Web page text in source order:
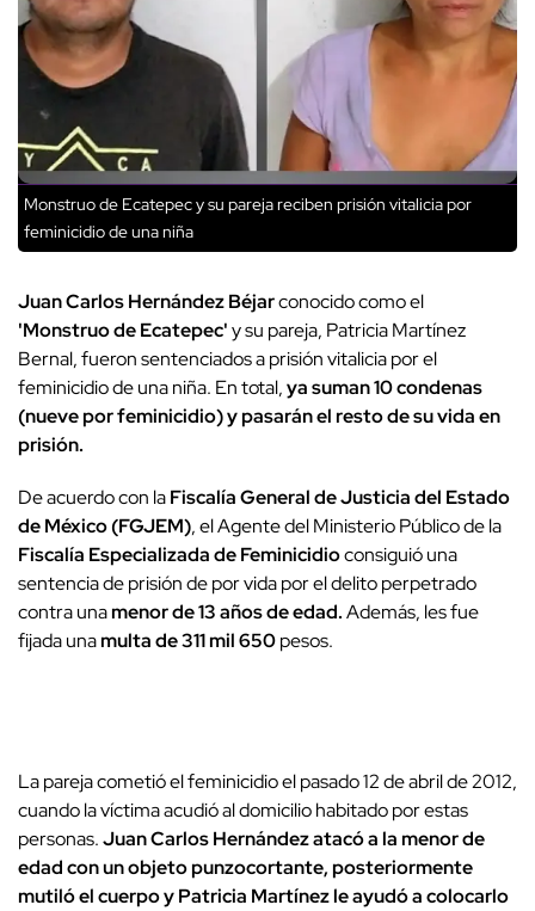
Monstruo de Ecatepec y su pareja reciben prisión vitalicia por
feminicidio de una niña
Juan Carlos Hernández Béjarconocido como el
'Monstruo de Ecatepec'y su pareja, Patricia Martínez
Bernal, fueron sentenciados a prisión vitalicia por el
feminicidio de una niña. En total,ya suman 10 condenas
(nueve por feminicidio) y pasarán el resto de su vida en
prisión.
De acuerdo con laFiscalía General de Justicia del Estado
de México (FGJEM), el Agente del Ministerio Público de la
Fiscalía Especializada de Feminicidioconsiguió una
sentencia de prisión de por vida por el delito perpetrado
contra unamenor de 13 años de edad.Además, les fue
fijada unamulta de 311 mil 650pesos.
La pareja cometió el feminicidio el pasado 12 de abril de 2012,
cuando la víctima acudió al domicilio habitado por estas
personas.Juan Carlos Hernández atacó a la menor de
edad con un objeto punzocortante, posteriormente
mutiló el cuerpo y Patricia Martínez le ayudó a colocarlo